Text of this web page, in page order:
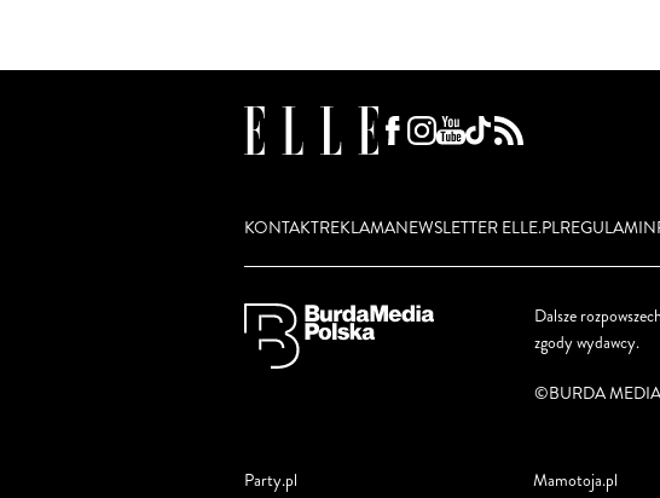
KONTAKTREKLAMANEWSLETTER ELLE.PLREGULAMIN
Dalsze
zgody wydawcy.
©BURDA MEDIA
Party.pl Mamotoja.pl